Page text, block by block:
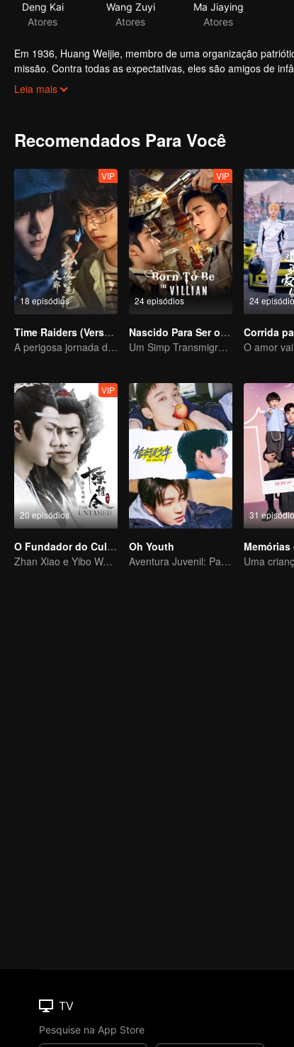
Deng Kai
Atores
Wang Zuyi
Atores
Ma Jiaying
Atores
Em 1936, Huang Weijie, membro de uma organização
missão. Contra todas as expectativas, eles são amigos de
Huang se torne seu guarda-costas. Embora eles tenham
Leia mais
Recomendados Para Você
18 episódios
VIP
Time Raiders (Versão em Inglês)
A perigosa jornada do trio
24 episódios
VIP
Nascido Para Ser o Vilão
Um Simp Transmigra: As Beldades Tomam a Iniciativa
24
20 episódios
VIP
O Fundador do Cultivo Demoníaco de Versão Especial
Zhan Xiao e Yibo Wang, como protagonistas, lideram o elenco dos atores bonitos
Oh Youth
Aventura Juvenil: Partida Imediata
31
Memórias
TV
Pesquise na App Store